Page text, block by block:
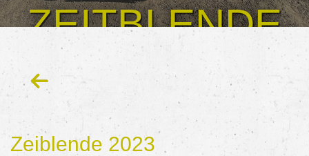
ZEITBLENDE
19. UND
20.8.2023
Zeiblende 2023